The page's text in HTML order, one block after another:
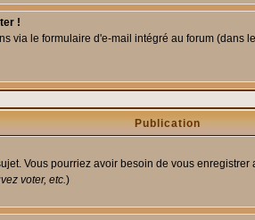
!
via le formulaire d'e-mail intégré au forum
Publication
Vous pourriez avoir besoin de vous
voter, etc.)